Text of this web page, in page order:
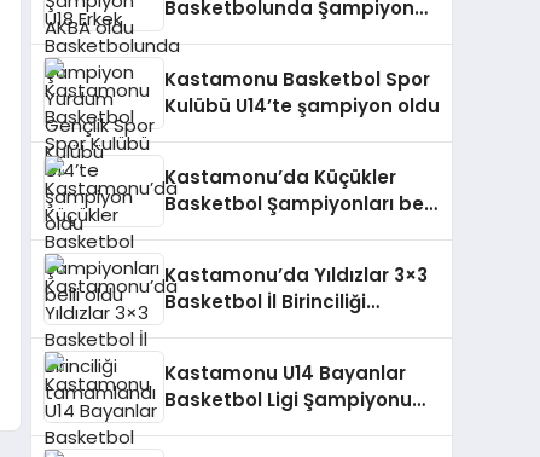
Basketbolunda Şampiyon
Yurdum Gençlik Spor Kulübü
Kastamonu Basketbol Spor
Kulübü U14’te şampiyon oldu
Kastamonu’da Küçükler
Basketbol Şampiyonları belli
Kastamonu’da Yıldızlar 3×3
Basketbol İl Birinciliği
Kastamonu U14 Bayanlar
Basketbol Ligi Şampiyonu